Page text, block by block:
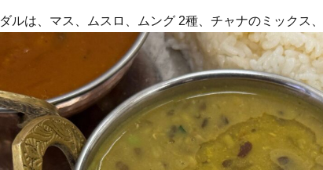
ダルは、マス、ムスロ、ムング 2種、チャナのミックス、